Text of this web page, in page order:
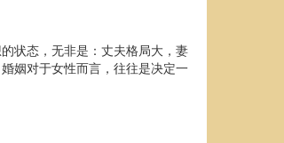
状态，无非是：丈夫格局大，妻
姻对于女性而言，往往是决定一